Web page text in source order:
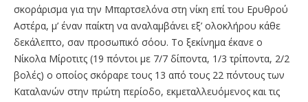
σκοράρισμα για την Μπαρτσελόνα στη νίκη επί του Ερυθρού
Αστέρα, μ’ έναν παίκτη να αναλαμβάνει εξ’ ολοκλήρου κάθε
δεκάλεπτο, σαν προσωπικό σόου. Το ξεκίνημα έκανε ο
Νίκολα Μίροτιτς (19 πόντοι με 7/7 δίποντα, 1/3 τρίποντα, 2/2
βολές) ο οποίος σκόραρε τους 13 από τους 22 πόντους των
Καταλανών στην πρώτη περίοδο, εκμεταλλευόμενος και τις